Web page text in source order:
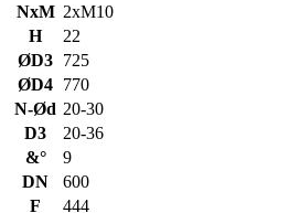
NxM 2xM10
H
22
ØD3 725
ØD4 770
N-Ød 20-30
D3
20-36
&°
9
DN
600
F
444